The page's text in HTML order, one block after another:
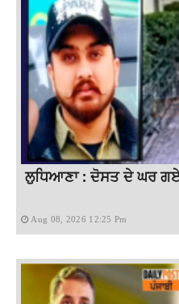
ਲੁਧਿਆਣਾ : ਦੋਸਤ ਦੇ ਘਰ ਗਏ
Aug 08, 2026 12:25 Pm